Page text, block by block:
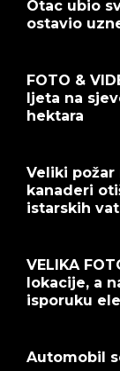
Otac ubio
ostavio
FOTO &
ljeta na
hektara
Veliki požar
kanaderi
istarskih
VELIKA
lokacije, a
isporuku
Automobil